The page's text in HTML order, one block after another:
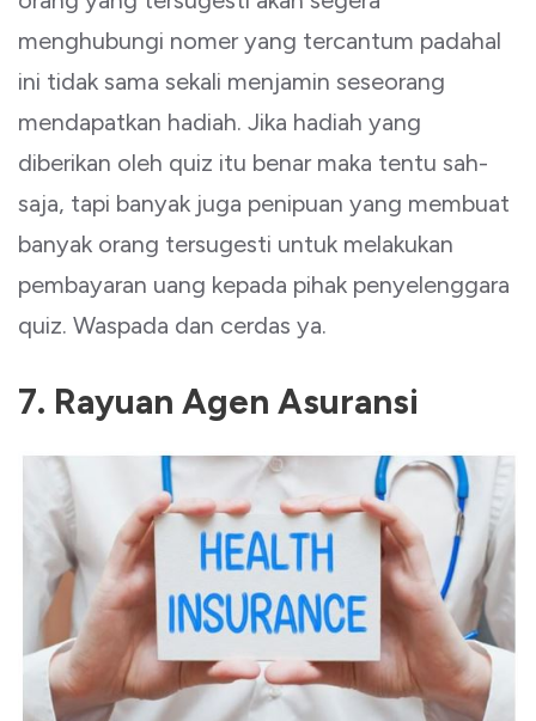
menghubungi nomer yang tercantum padahal
ini tidak sama sekali menjamin seseorang
mendapatkan hadiah. Jika hadiah yang
diberikan oleh quiz itu benar maka tentu sah-
saja, tapi banyak juga penipuan yang membuat
banyak orang tersugesti untuk melakukan
pembayaran uang kepada pihak penyelenggara
quiz. Waspada dan cerdas ya.
7. Rayuan Agen Asuransi